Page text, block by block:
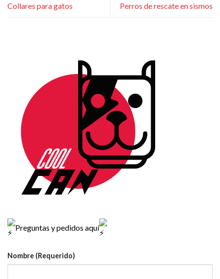
Collares para gatos Perros de rescate en sismos
Preguntas y pedidos aquí
Nombre (Requerido)